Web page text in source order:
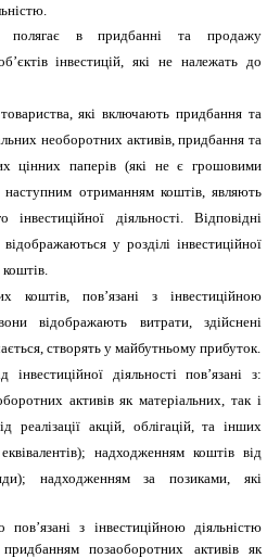
полягає в придбанні та продажу
інвестицій, які не належать до
які включають придбання та
необоротних активів, придбання та
цінних паперів (які не є грошовими
наступним отриманням коштів, являють
діяльності. Відповідні
у розділі інвестиційної
пов’язані з інвестиційною
відображають витрати, здійснені
створять у майбутньому прибуток.
діяльності пов’язані з:
активів як матеріальних, так і
реалізації акцій, облігацій, та інших
надходженням коштів від
надходженням за позиками, які
з інвестиційною діяльністю
позаоборотних активів як